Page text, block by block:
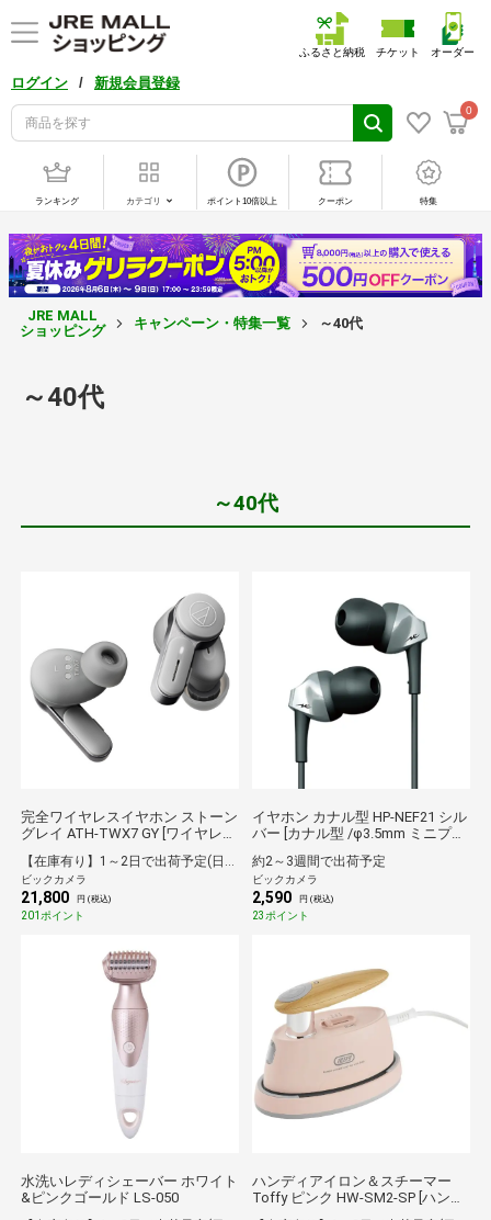
ログイン / 新規会員登録
0
ふるさと納税 チケット オーダー
ランキング カテゴリ ポイント10倍以上 クーポン 特集
JRE MALL
ショッピング
キャンペーン・特集一覧 ～40代
～40代
～40代
完全ワイヤレスイヤホン ストーン
グレイ ATH-TWX7 GY [ワイヤレス
(左右分離) /カナル型 /ノイズキャ
ンセリング対応 /Bluetooth対応] 【在庫有り】1～2日で出荷予定(日付指定可)
ビックカメラ
21,800 円 (税込)
201ポイント
イヤホン カナル型 HP-NEF21 シル
バー [カナル型 /φ3.5mm ミニプラ
約2～3週間で出荷予定
ビックカメラ
2,590 円 (税込)
23ポイント
水洗いレディシェーバー ホワイト
&ピンクゴールド LS-050
ハンディアイロン＆スチーマー
Toffy ピンク HW-SM2-SP [ハンガ